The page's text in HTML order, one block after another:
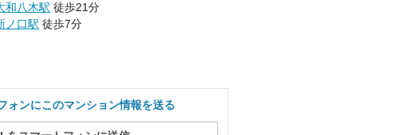
和八木駅 徒歩21分
ノ口駅 徒歩7分
ォンにこのマンション情報を送る